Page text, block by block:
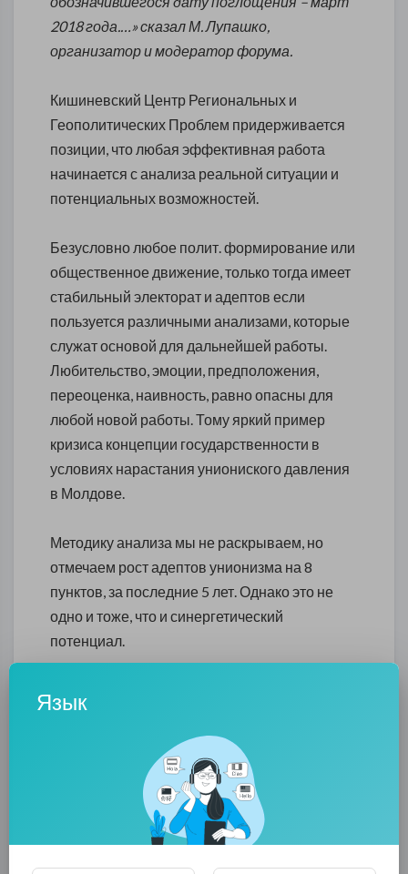
2018 года.…» сказал М. Лупашко,
организатор и модератор форума.
Кишиневский Центр Региональных и
Геополитических Проблем придерживается
позиции, что любая эффективная работа
начинается с анализа реальной ситуации и
потенциальных возможностей.
Безусловно любое полит. формирование или
общественное движение, только тогда имеет
стабильный электорат и адептов если
пользуется различными анализами, которые
служат основой для дальнейшей работы.
Любительство, эмоции, предположения,
переоценка, наивность, равно опасны для
любой новой работы. Тому яркий пример
кризиса концепции государственности в
условиях нарастания униониского давления
в Молдове.
Методику анализа мы не раскрываем, но
отмечаем рост адептов унионизма на 8
пунктов, за последние 5 лет. Однако это не
одно и тоже, что и синергетический
потенциал.
Как видно из анализа коэффициент текущей
эффективности выше у унионистов (1,1 на
одного адепта, против 0,4, соответсвенно 0,14
к 0,28 на одного жителя Молдовы), однако
синергетический коэффициент выше у
Язык